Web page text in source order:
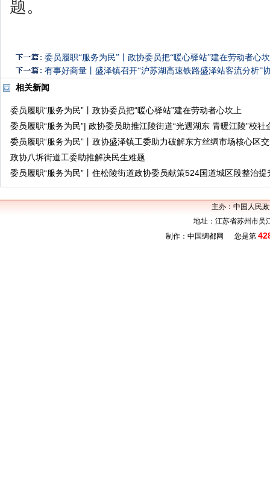
题。
委员履职“服务为民”丨政协委员把“暖心驿站”建在劳动者心
有事好商量丨盛泽镇召开“沪苏湖高速铁路盛泽站客流分析”
相关新闻
委员履职“服务为民”丨政协委员把“暖心驿站”建在劳动者心坎上
委员履职“服务为民”| 政协委员助推江陵街道“光遇湖东 青暖江陵”校社
委员履职“服务为民”丨政协盛泽镇工委助力破解东方丝绸市场核心区
政协八坼街道工委助推解决民生难题
委员履职“服务为民”丨住松陵街道政协委员献策524国道城区段整治提
主办：中国人民
地址：江苏省苏州市
制作：中国绸都网 您是第